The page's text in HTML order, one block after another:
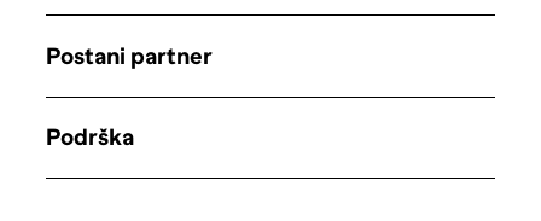
Postani partner
Podrška